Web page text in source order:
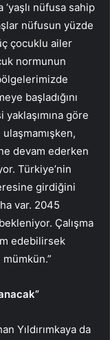
‘yaşlı nüfusa sahip
nüfusun yüzde
çocuklu ailer
normunun
başladığını
göre
devam ederken
Türkiye’nin
girdiğini
var. 2045
Çalışma
edebilirsek
Yıldırımkaya da